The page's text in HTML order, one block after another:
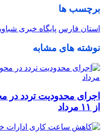
برچسب ها
استان فارس پایگاه خبری
نوشته های مشابه
اجرای محدودیت تردد در
از ۱۱ مرداد